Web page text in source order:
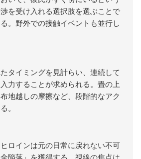
を受け入れる選択肢を選ぶことで
。野外での接触イベントも並行し
タイミングを見計らい、連続して
力することが求められる。畳の上
地越しの摩擦など、段階的なアク
。
ロインは元の日常に戻れない不可